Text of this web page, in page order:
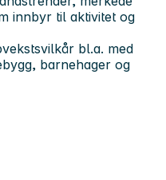
innbyr til aktivitet og
bl.a. med
barnehager og